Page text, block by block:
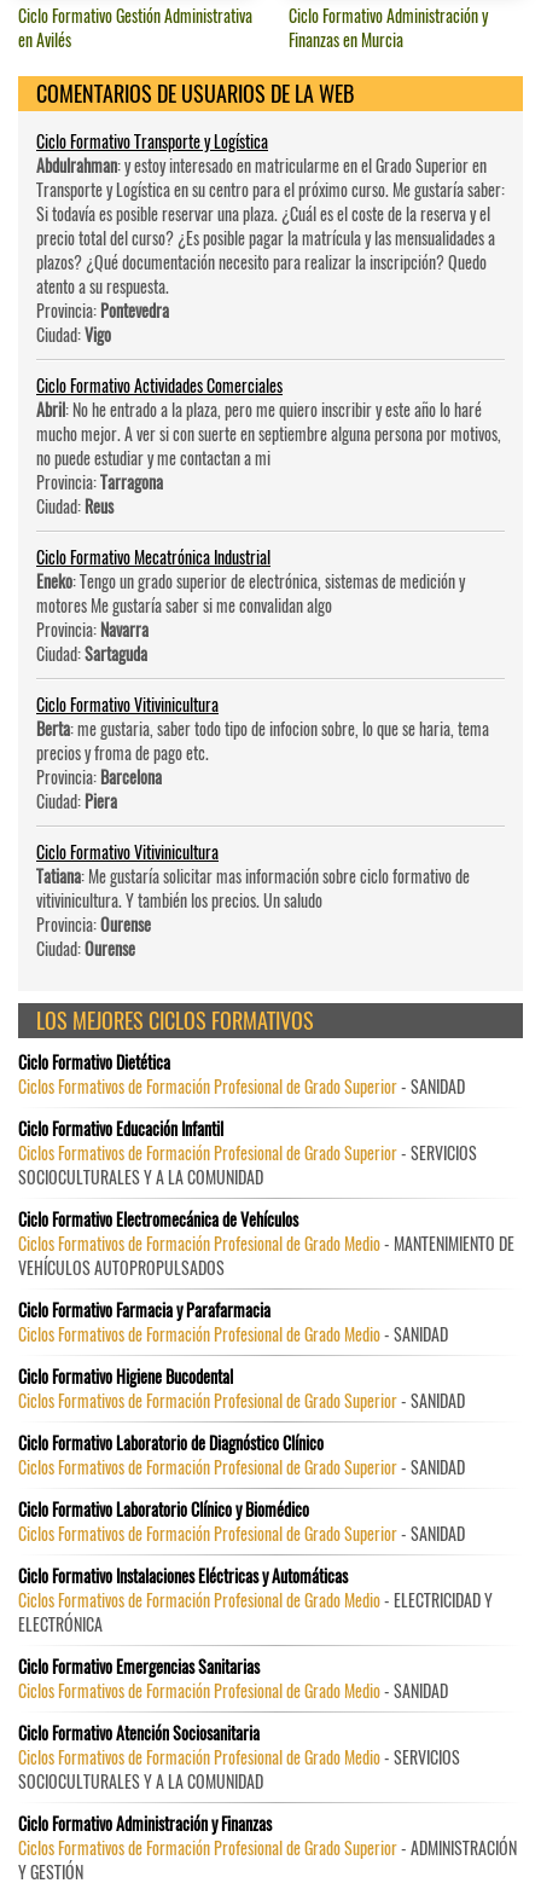
Ciclo Formativo Gestión Administrativa
en Avilés
Ciclo Formativo Administración y
Finanzas en Murcia
COMENTARIOS DE USUARIOS DE LA WEB
Ciclo Formativo Transporte y Logística
Abdulrahman: y estoy interesado en matricularme en el Grado Superior en
Transporte y Logística en su centro para el próximo curso. Me gustaría saber:
Si todavía es posible reservar una plaza. ¿Cuál es el coste de la reserva y el
precio total del curso? ¿Es posible pagar la matrícula y las mensualidades a
plazos? ¿Qué documentación necesito para realizar la inscripción? Quedo
atento a su respuesta.
Provincia:Pontevedra
Ciudad:Vigo
Ciclo Formativo Actividades Comerciales
Abril: No he entrado a la plaza, pero me quiero inscribir y este año lo haré
mucho mejor. A ver si con suerte en septiembre alguna persona por motivos,
no puede estudiar y me contactan a mi
Provincia:Tarragona
Ciudad:Reus
Ciclo Formativo Mecatrónica Industrial
Eneko: Tengo un grado superior de electrónica, sistemas de medición y
motores Me gustaría saber si me convalidan algo
Provincia:Navarra
Ciudad:Sartaguda
Ciclo Formativo Vitivinicultura
Berta: me gustaria, saber todo tipo de infocion sobre, lo que se haria, tema
precios y froma de pago etc.
Provincia:Barcelona
Ciudad:Piera
Ciclo Formativo Vitivinicultura
Tatiana: Me gustaría solicitar mas información sobre ciclo formativo de
vitivinicultura. Y también los precios. Un saludo
Provincia:Ourense
Ciudad:Ourense
LOS MEJORES CICLOS FORMATIVOS
Ciclo Formativo Dietética
Ciclos Formativos de Formación Profesional de Grado Superior- SANIDAD
Ciclo Formativo Educación Infantil
Ciclos Formativos de Formación Profesional de Grado Superior- SERVICIOS
SOCIOCULTURALES Y A LA COMUNIDAD
Ciclo Formativo Electromecánica de Vehículos
Ciclos Formativos de Formación Profesional de Grado Medio- MANTENIMIENTO DE
VEHÍCULOS AUTOPROPULSADOS
Ciclo Formativo Farmacia y Parafarmacia
Ciclos Formativos de Formación Profesional de Grado Medio- SANIDAD
Ciclo Formativo Higiene Bucodental
Ciclos Formativos de Formación Profesional de Grado Superior- SANIDAD
Ciclo Formativo Laboratorio de Diagnóstico Clínico
Ciclos Formativos de Formación Profesional de Grado Superior- SANIDAD
Ciclo Formativo Laboratorio Clínico y Biomédico
Ciclos Formativos de Formación Profesional de Grado Superior- SANIDAD
Ciclo Formativo Instalaciones Eléctricas y Automáticas
Ciclos Formativos de Formación Profesional de Grado Medio- ELECTRICIDAD Y
ELECTRÓNICA
Ciclo Formativo Emergencias Sanitarias
Ciclos Formativos de Formación Profesional de Grado Medio- SANIDAD
Ciclo Formativo Atención Sociosanitaria
Ciclos Formativos de Formación Profesional de Grado Medio- SERVICIOS
SOCIOCULTURALES Y A LA COMUNIDAD
Ciclo Formativo Administración y Finanzas
Ciclos Formativos de Formación Profesional de Grado Superior- ADMINISTRACIÓN
Y GESTIÓN